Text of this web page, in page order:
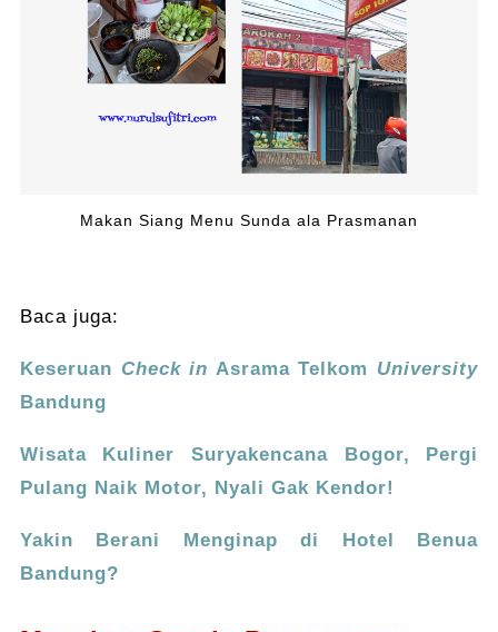
Makan Siang Menu Sunda ala Prasmanan
Baca juga:
Keseruan Check in Asrama Telkom University
Bandung
Wisata Kuliner Suryakencana Bogor, Pergi
Pulang Naik Motor, Nyali Gak Kendor!
Yakin Berani Menginap di Hotel Benua
Bandung?